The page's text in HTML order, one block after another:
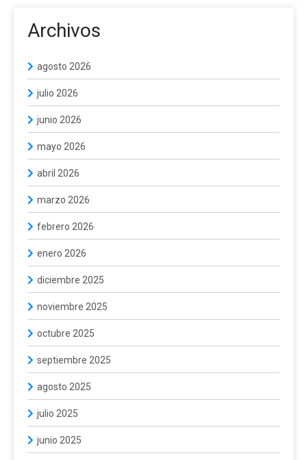
Archivos
agosto 2026
julio 2026
junio 2026
mayo 2026
abril 2026
marzo 2026
febrero 2026
enero 2026
diciembre 2025
noviembre 2025
octubre 2025
septiembre 2025
agosto 2025
julio 2025
junio 2025